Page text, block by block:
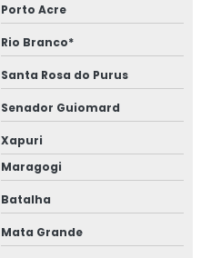
Porto Acre
Rio Branco*
Santa Rosa do Purus
Senador Guiomard
Xapuri
Maragogi
Batalha
Mata Grande